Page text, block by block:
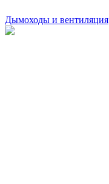
Дымоходы и вентиляция